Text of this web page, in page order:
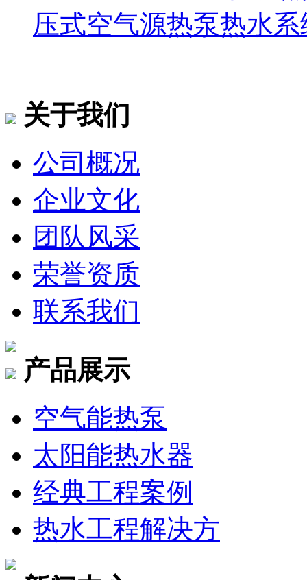
压式空气源热泵热水系
关于我们
公司概况
企业文化
团队风采
荣誉资质
联系我们
产品展示
空气能热泵
太阳能热水器
经典工程案例
热水工程解决方